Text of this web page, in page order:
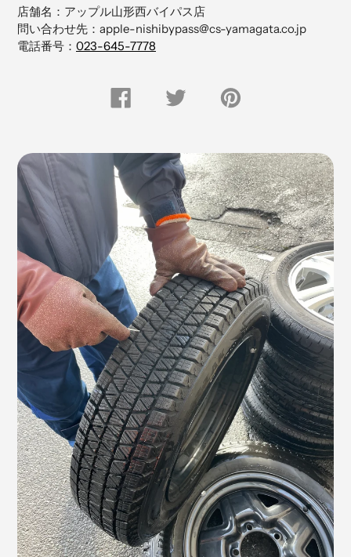
る
店舗名：アップル山形西バイパス店
問い合わせ先：apple-nishibypass@cs-yamagata.co.jp
電話番号： 023-645-7778
FACEBOOK
で
Twitter
Pinterest
に
す
る